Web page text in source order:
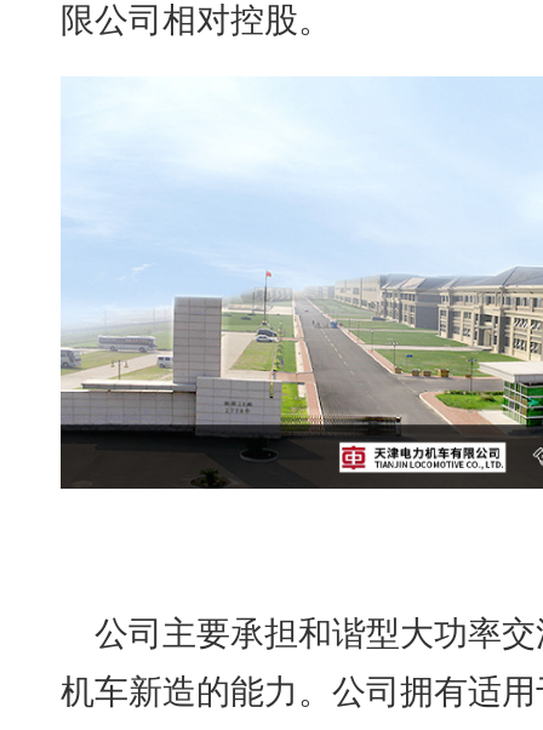
限公司相对控股。
公司主要承担和谐型大功率
机车新造的能力。公司拥有适